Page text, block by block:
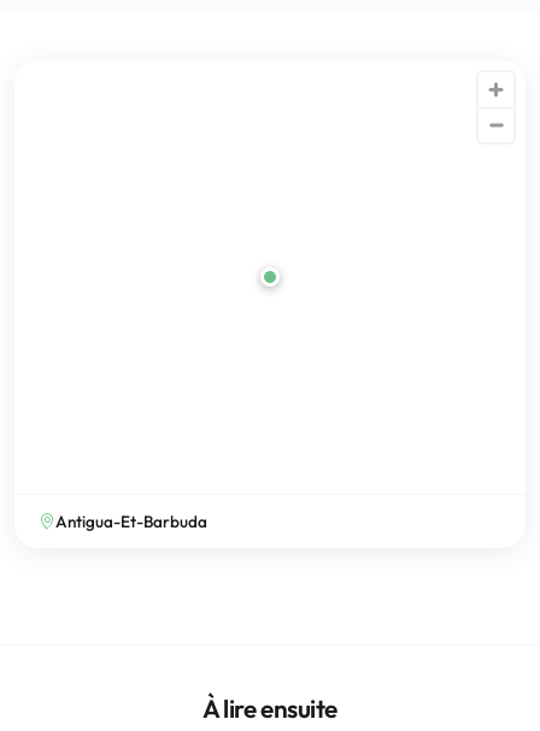
Antigua-Et-Barbuda
À lire ensuite